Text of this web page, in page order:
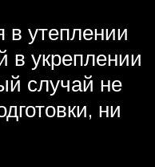
в утеплении
в укреплении
случай не
ни